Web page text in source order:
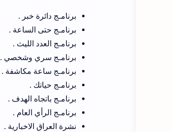
برنامـج دائرة خبر .
برنامـج حتى الساعة .
برنامـج العدد الليث .
برنامـج سري وشخصي .
برنامـج ساعة مكاشفة .
برنامـج حياتك .
برنامـج باتجاه الهدف .
برنامـج الرأي العام .
نشرة العراق الاخبارية .